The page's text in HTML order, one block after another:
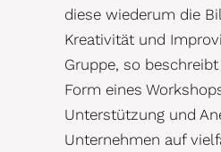
diese wiederum die
Kreativität und
Gruppe, so
Form eines
Unterstützung und
Unternehmen auf